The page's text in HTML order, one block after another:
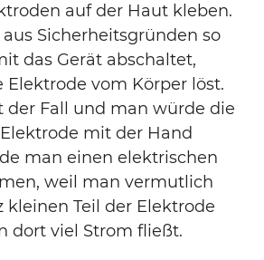
auf der Haut kleben.
Sicherheitsgründen so
das Gerät abschaltet,
Elektrode vom Körper löst.
der Fall und man würde die
mit der Hand
man einen elektrischen
weil man vermutlich
kleinen Teil der Elektrode
dort viel Strom fließt.